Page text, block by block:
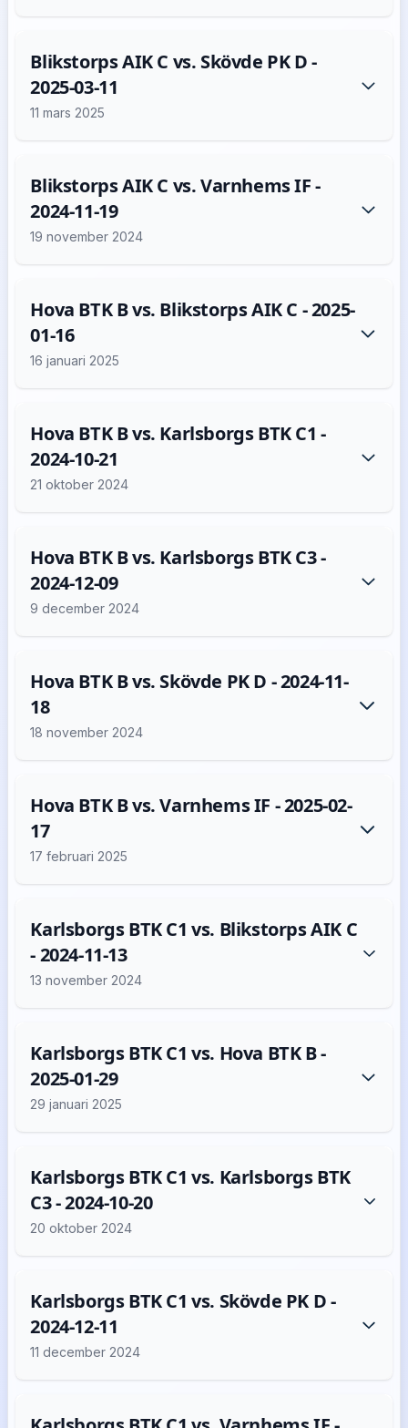
Blikstorps AIK C vs. Skövde PK D -
2025-03-11
11 mars 2025
Blikstorps AIK C vs. Varnhems IF -
2024-11-19
19 november 2024
Hova BTK B vs. Blikstorps AIK C - 2025-
01-16
16 januari 2025
Hova BTK B vs. Karlsborgs BTK C1 -
2024-10-21
21 oktober 2024
Hova BTK B vs. Karlsborgs BTK C3 -
2024-12-09
9 december 2024
Hova BTK B vs. Skövde PK D - 2024-11-
18
18 november 2024
Hova BTK B vs. Varnhems IF - 2025-02-
17
17 februari 2025
Karlsborgs BTK C1 vs. Blikstorps AIK C
- 2024-11-13
13 november 2024
Karlsborgs BTK C1 vs. Hova BTK B -
2025-01-29
29 januari 2025
Karlsborgs BTK C1 vs. Karlsborgs BTK
C3 - 2024-10-20
20 oktober 2024
Karlsborgs BTK C1 vs. Skövde PK D -
2024-12-11
11 december 2024